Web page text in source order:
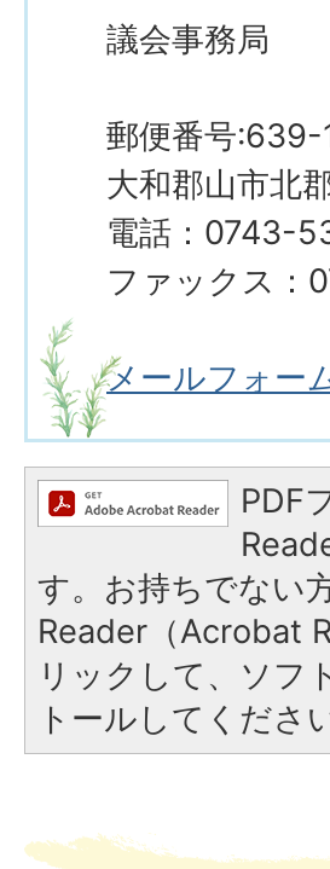
議会事務局
郵便番号:639-
大和郡山市北
電話：0743-
ファックス
メールフォー
PDF
す。お持ちでない
Reader（Acrobat
リックして、ソフ
トールしてくださ